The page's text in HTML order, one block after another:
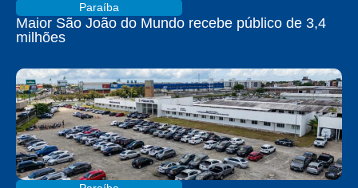
Paraíba
Maior São João do Mundo recebe público de 3,4
milhões